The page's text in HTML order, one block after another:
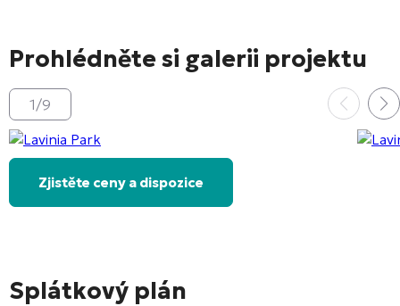
Prohlédněte si galerii projektu
1/9
Zjistěte ceny a dispozice
Splátkový plán